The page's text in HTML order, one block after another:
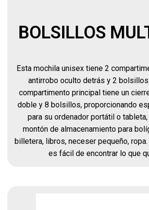
BOLSILLOS
Esta mochila unisex tiene 2
antirrobo oculto detrás y 2
compartimento principal tiene un
doble y 8 bolsillos, proporcionando
para su ordenador portátil o
montón de almacenamiento para
billetera, libros, neceser pequeño,
es fácil de encontrar lo que